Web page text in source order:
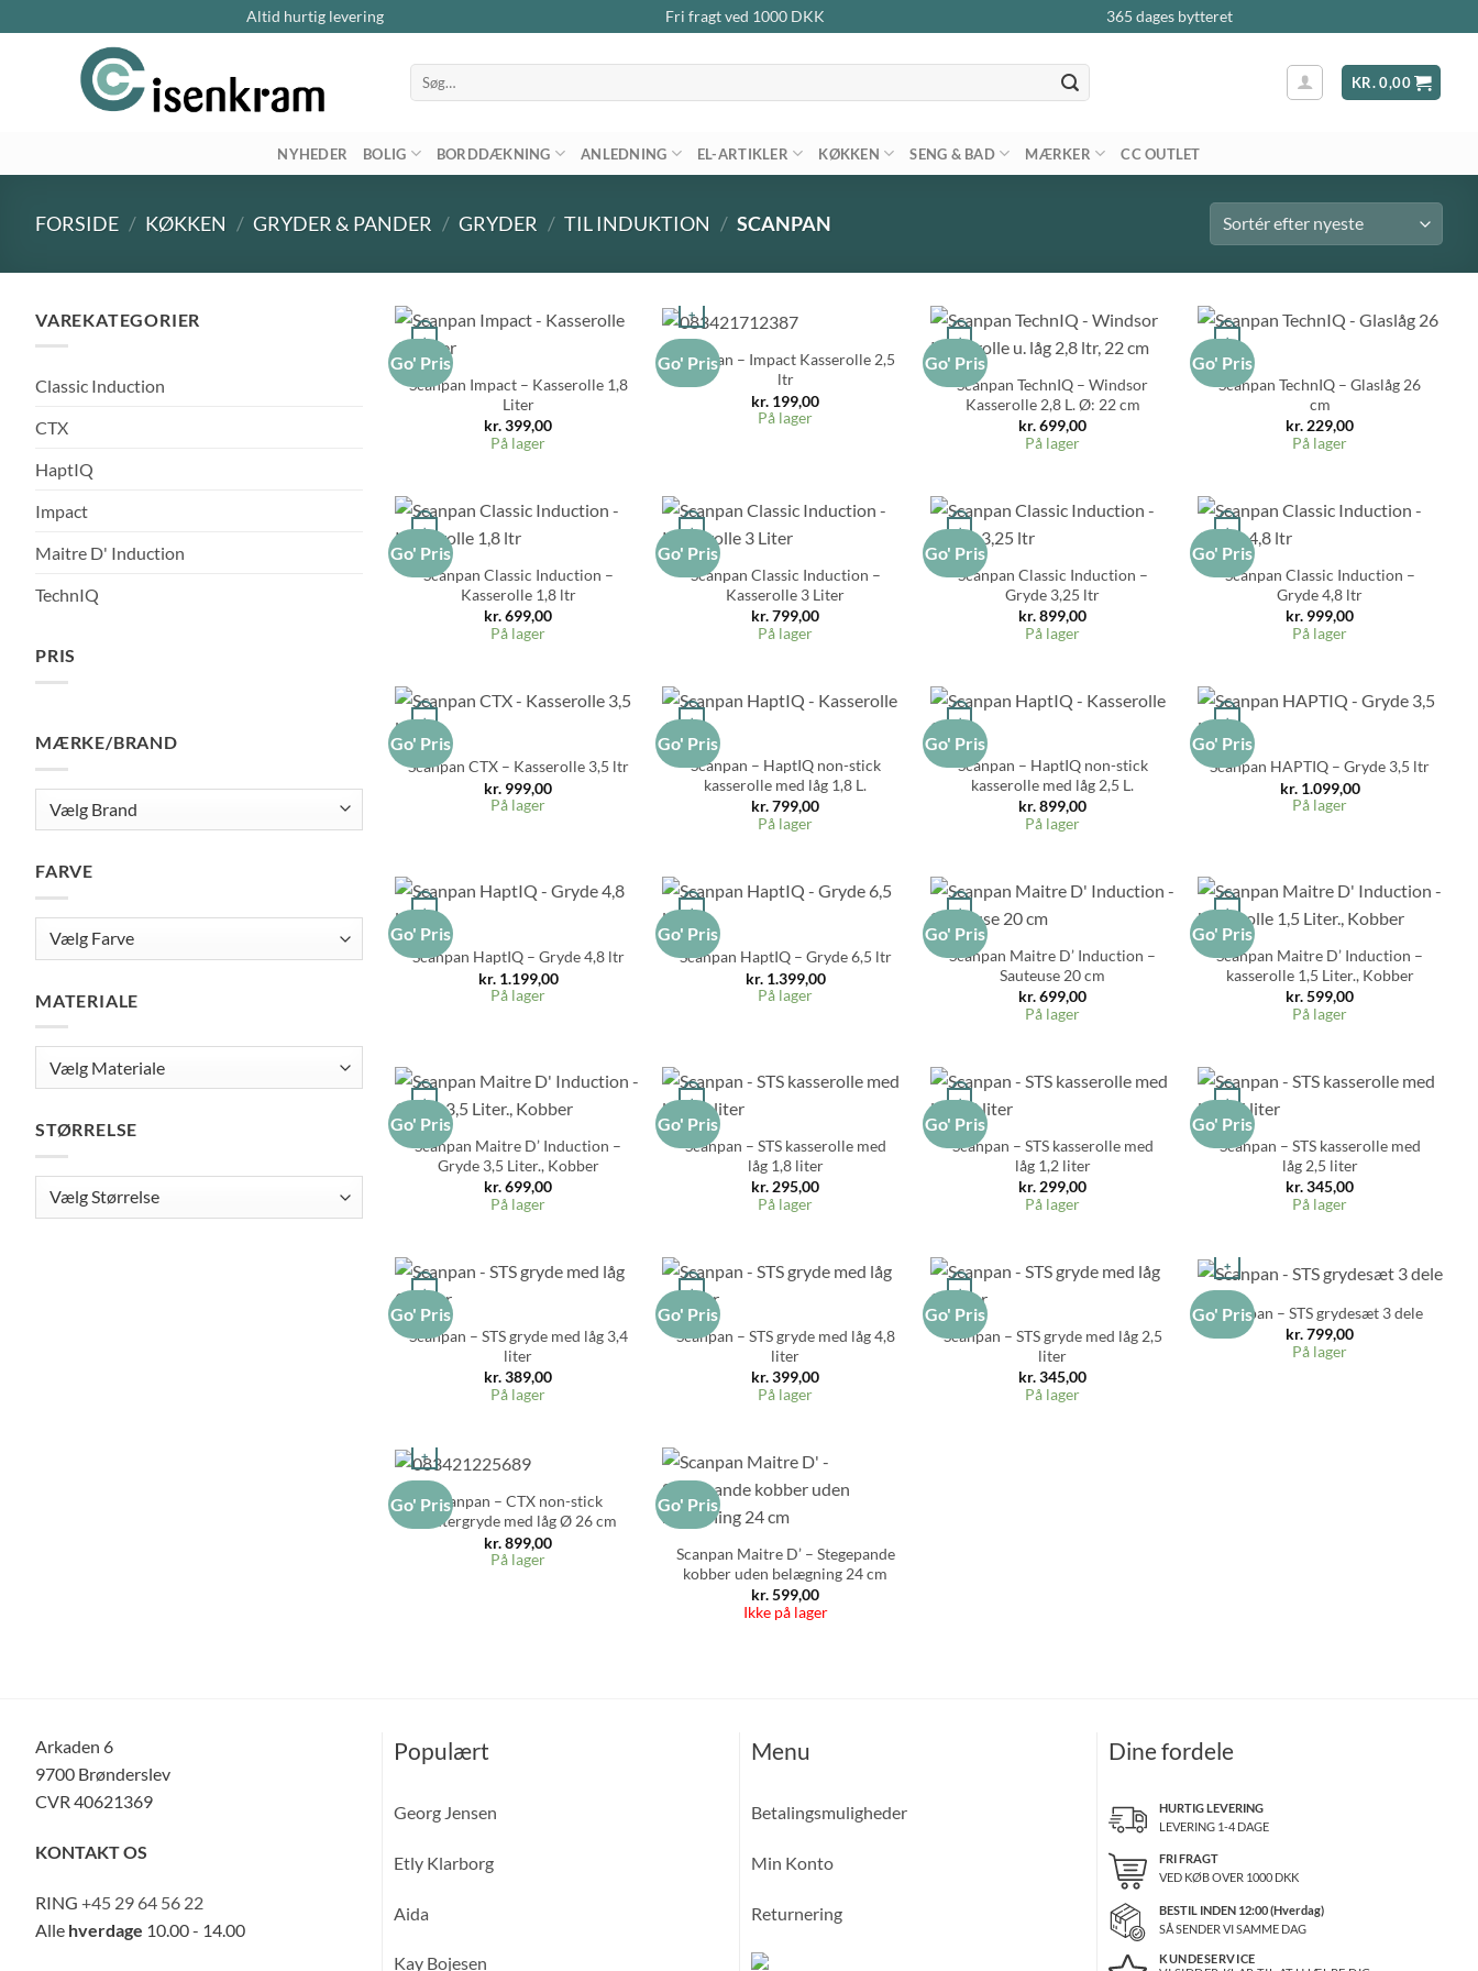
Altid hurtig levering Fri fragt ved 1000DKK 365 dages bytteret
Søg
efter:
KR.0,00
NYHEDER BOLIG BORDDÆKNING ANLEDNING EL-ARTIKLER KØKKEN SENG & BAD MÆRKER CC OUTLET
FORSIDE / KØKKEN / GRYDER & PANDER / GRYDER / TIL INDUKTION / SCANPAN
VAREKATEGORIER
Classic Induction
CTX
HaptIQ
Impact
Maitre D' Induction
TechnIQ
PRIS
MÆRKE/BRAND
FARVE
MATERIALE
STØRRELSE
Go' Pris
+
Scanpan Impact – Kasserolle 1,8
Liter
kr.399,00
På lager
Go' Pris
+
Scanpan – Impact Kasserolle 2,5
ltr
kr. 199,00
På lager
Go' Pris
+
Scanpan TechnIQ – Windsor
Kasserolle 2,8 L. Ø: 22 cm
kr.699,00
På lager
Go' Pris
+
Scanpan TechnIQ – Glaslåg 26
cm
kr. 229,00
På lager
Go' Pris
+
Scanpan Classic Induction –
Kasserolle 1,8 ltr
kr.699,00
På lager
Go' Pris
+
Scanpan Classic Induction –
Kasserolle 3 Liter
kr.799,00
På lager
Go' Pris
+
Scanpan Classic Induction –
Gryde 3,25 ltr
kr.899,00
På lager
Go' Pris
+
Scanpan Classic Induction –
Gryde 4,8 ltr
kr. 999,00
På lager
Go' Pris
+
Scanpan CTX – Kasserolle 3,5 ltr
kr. 999,00
På lager
Go' Pris
+
Scanpan – HaptIQ non-stick
kasserolle med låg 1,8 L.
kr.799,00
På lager
Go' Pris
+
Scanpan – HaptIQ non-stick
kasserolle med låg 2,5 L.
kr.899,00
På lager
Go' Pris
+
Scanpan HAPTIQ – Gryde 3,5 ltr
kr.1.099,00
På lager
Go' Pris
+
Scanpan HaptIQ – Gryde 4,8 ltr
kr.1.199,00
På lager
Go' Pris
+
Scanpan HaptIQ – Gryde 6,5 ltr
kr.1.399,00
På lager
Go' Pris
+
Scanpan Maitre D’ Induction –
Sauteuse 20 cm
kr.699,00
På lager
Go' Pris
+
Scanpan Maitre D’ Induction –
kasserolle 1,5 Liter., Kobber
kr.599,00
På lager
Go' Pris
+
Scanpan Maitre D’ Induction –
Gryde 3,5 Liter., Kobber
kr.699,00
På lager
Go' Pris
+
Scanpan – STS kasserolle med
låg 1,8 liter
kr. 295,00
På lager
Go' Pris
+
Scanpan – STS kasserolle med
låg 1,2 liter
kr. 299,00
På lager
Go' Pris
+
Scanpan – STS kasserolle med
låg 2,5 liter
kr.345,00
På lager
Go' Pris
+
Scanpan – STS gryde med låg 3,4
liter
kr.389,00
På lager
Go' Pris
+
Scanpan – STS gryde med låg 4,8
liter
kr.399,00
På lager
Go' Pris
+
Scanpan – STS gryde med låg 2,5
liter
kr.345,00
På lager
Go' Pris
+
Scanpan – STS grydesæt 3 dele
kr.799,00
På lager
Go' Pris
+
Scanpan – CTX non-stick
sautergryde med låg Ø 26 cm
kr.899,00
På lager
Go' Pris
Scanpan Maitre D’ – Stegepande
kobber uden belægning 24 cm
kr.599,00
Ikke på lager
Arkaden 6
9700 Brønderslev
CVR 40621369
KONTAKT OS
RING +45 29 64 56 22
Alle hverdage 10.00 - 14.00
Populært
Georg Jensen
Etly Klarborg
Aida
Kay Bojesen
Menu
Betalingsmuligheder
Min Konto
Returnering
Dine fordele
HURTIG LEVERING
LEVERING 1-4 DAGE
FRI FRAGT
VED KØB OVER 1000DKK
BESTIL INDEN 12:00 (Hverdag)
SÅ SENDER VI SAMME DAG
KUNDESERVICE